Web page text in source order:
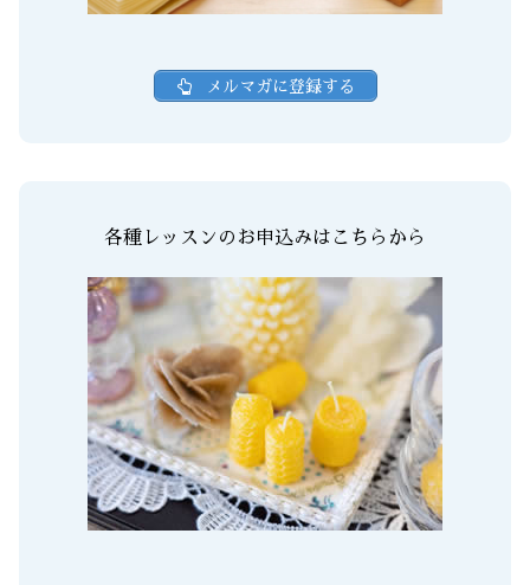
メルマガに登録する
各種レッスンのお申込みはこちらから